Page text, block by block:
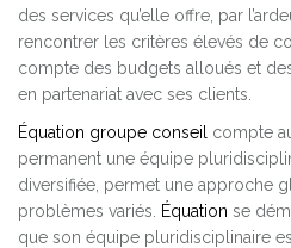
des services qu’elle offre, par
rencontrer les critères élevés de
compte des budgets alloués et
en partenariat avec ses clients.
Équation groupe conseil
compte
permanent une équipe
diversifiée, permet une approche
problèmes variés.
Équation se
que son équipe pluridisciplinaire